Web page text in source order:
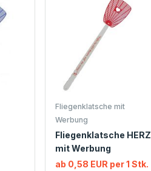
Fliegenklatsche mit
Werbung
Fliegenklatsche HERZ
mit Werbung
ab 0,58 EUR per 1 Stk.